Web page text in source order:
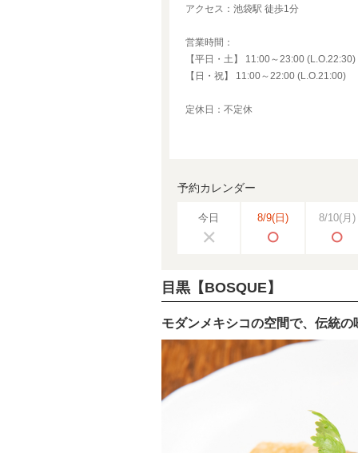
アクセス：池袋駅 徒歩1分
営業時間：
【平日・土】 11:00～23:00 (L.O.22:30)
【日・祝】 11:00～22:00 (L.O.21:00)
定休日：不定休
予約カレンダー
今日 8/9(日) 8/10(月)
目黒【BOSQUE】
モダンメキシコの空間で、伝統